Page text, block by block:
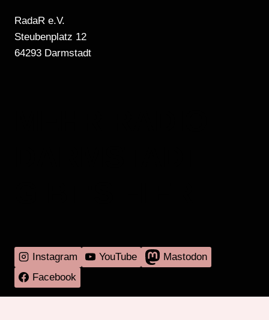
RadaR e.V.
Steubenplatz 12
64293 Darmstadt
Instagram YouTube
Mastodon
Facebook